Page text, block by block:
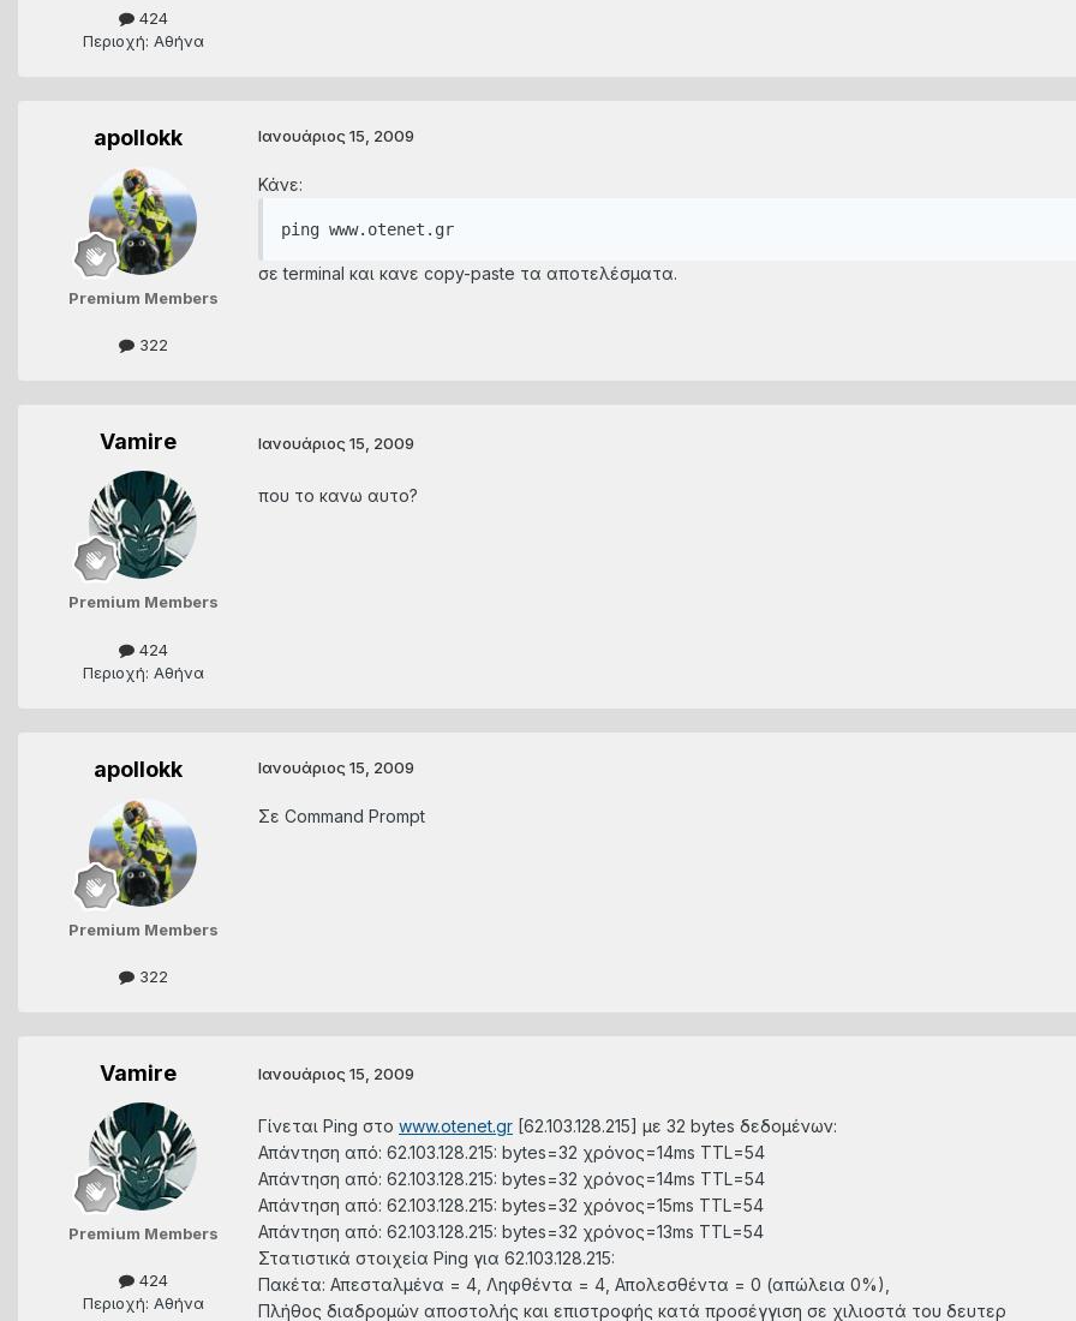
424
Περιοχή: Αθήνα
apollokk
Premium Members
322
Ιανουάριος 15, 2009
Κάνε:
ping www.otenet.gr
σε terminal και κανε copy-paste τα αποτελέσματα.
Vamire
Premium Members
424
Περιοχή: Αθήνα
Ιανουάριος 15, 2009
που το κανω αυτο?
apollokk
Premium Members
322
Ιανουάριος 15, 2009
Σε Command Prompt
Vamire
Premium Members
424
Περιοχή: Αθήνα
Ιανουάριος 15, 2009
Γίνεται Ping στο www.otenet.gr [62.103.128.215] με 32 bytes δεδομένων:
Απάντηση από: 62.103.128.215: bytes=32 χρόνος=14ms TTL=54
Απάντηση από: 62.103.128.215: bytes=32 χρόνος=14ms TTL=54
Απάντηση από: 62.103.128.215: bytes=32 χρόνος=15ms TTL=54
Απάντηση από: 62.103.128.215: bytes=32 χρόνος=13ms TTL=54
Στατιστικά στοιχεία Ping για 62.103.128.215:
Πακέτα: Απεσταλμένα = 4, Ληφθέντα = 4, Απολεσθέντα = 0 (απώλεια 0%),
Πλήθος διαδρομών αποστολής και επιστροφής κατά προσέγγιση σε χιλιοστά του δευτερ